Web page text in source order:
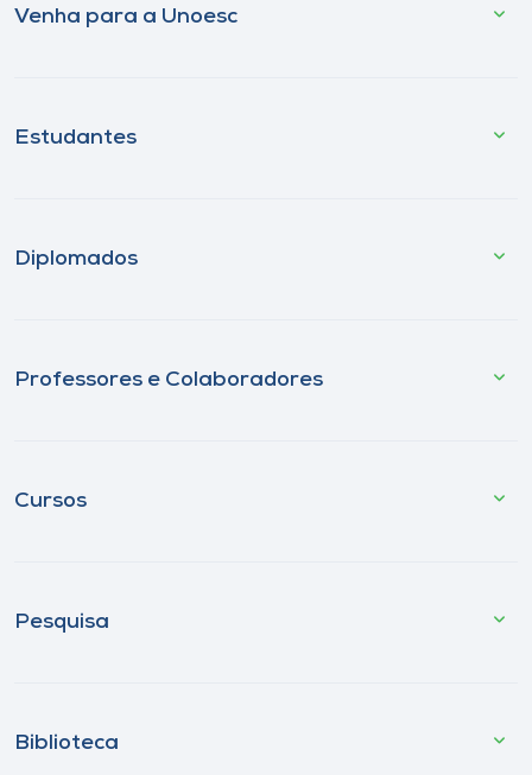
Venha para a Unoesc
Estudantes
Diplomados
Professores e Colaboradores
Cursos
Pesquisa
Biblioteca